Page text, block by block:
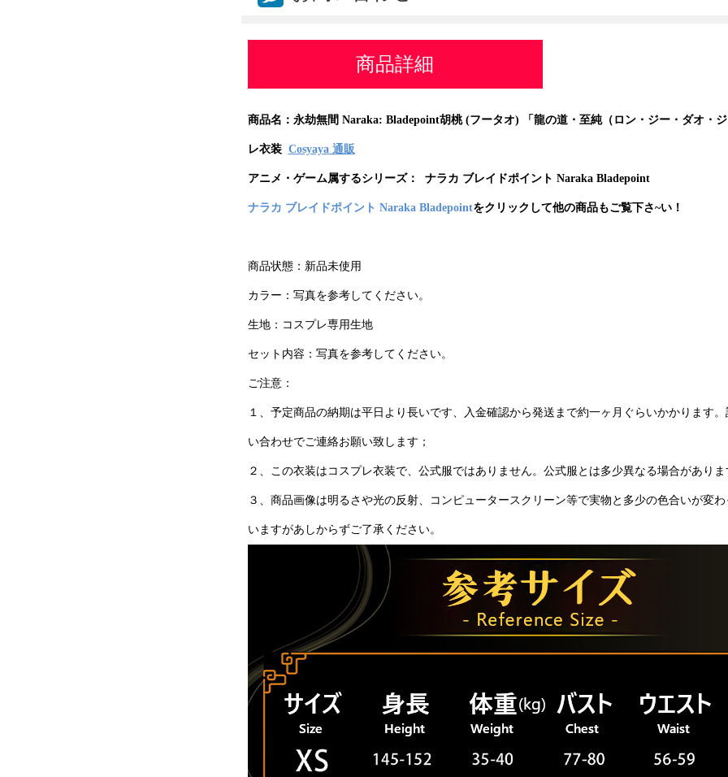
商品詳細
商品名： 永劫無間 Naraka: Bladepoint胡桃 (フータオ) 「龍の道・至純（ロン・ジー・ダオ・
レ衣装 Cosyaya 通販
アニメ・ゲーム属するシリーズ： ナラカ ブレイドポイント Naraka Bladepoint
ナラカ ブレイドポイント Naraka Bladepointをクリックして他の商品もご覧下さ~い！
商品状態：新品未使用
カラー：写真を参考してください。
生地：コスプレ専用生地
セット内容：写真を参考してください。
ご注意：
１、予定商品の納期は平日より長いです、入金確認から発送まで約一ヶ月ぐらいかかります
い合わせでご連絡お願い致します；
２、この衣装はコスプレ衣装で、公式服ではありません。公式服とは多少異なる場合がありま
３、商品画像は明るさや光の反射、コンピュータースクリーン等で実物と多少の色合いが変
いますがあしからずご了承ください。